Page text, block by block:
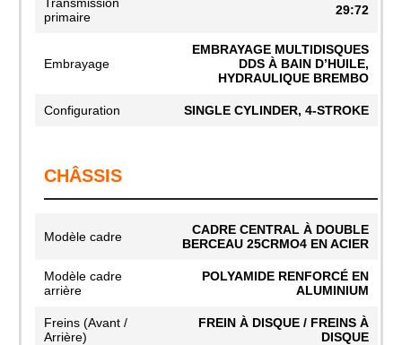
primaire
29:72
Embrayage
EMBRAYAGE MULTIDISQUES
DDS À BAIN D’HUILE,
HYDRAULIQUE BREMBO
Configuration SINGLE CYLINDER, 4-STROKE
CHÂSSIS
Modèle cadre
CADRE CENTRAL À DOUBLE
BERCEAU 25CRMO4 EN ACIER
Modèle cadre
arrière
POLYAMIDE RENFORCÉ EN
ALUMINIUM
Freins (Avant /
Arrière)
FREIN À DISQUE / FREINS À
DISQUE